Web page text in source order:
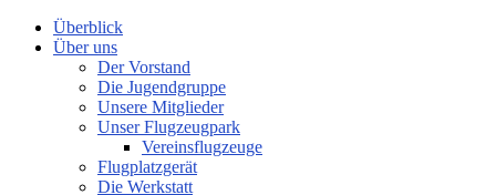
Überblick
Über uns
Der Vorstand
Die Jugendgruppe
Unsere Mitglieder
Unser Flugzeugpark
Vereinsflugzeuge
Flugplatzgerät
Die Werkstatt